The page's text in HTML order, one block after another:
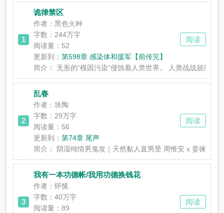
1
诡律禁区
作者：黑色火种
字数： 244万字
阅读量：52
更新到：第598章 感染体和援军【前传完】
简介：
无形的“模因污染”侵蚀着人类世界。 人类战战兢兢遵
阅读
2
乱春
作者：块陶
字数： 29万字
阅读量：56
更新到：第74章 尾声
简介：
阴湿纯情男鬼攻｜天然黏人直男受 周惟安 x 姜徕 雨
阅读
3
我有一本功德帐/我用功德换钱花
作者：怀愫
字数：40万字
阅读量：89
阅读